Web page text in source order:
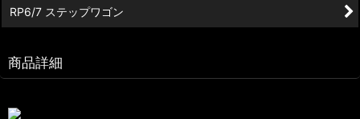
RP6/7 ステップワゴン
商品詳細